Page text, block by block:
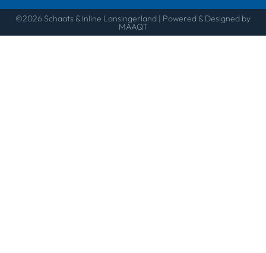
©2026 Schaats & Inline Lansingerland | Powered & Designed by
MAAQT